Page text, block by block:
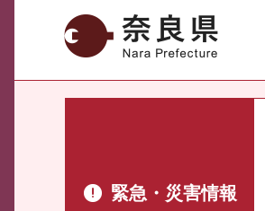
奈良県
緊急・災害情報